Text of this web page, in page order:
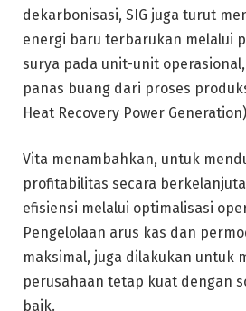
dekarbonisasi, SIG juga turut
energi baru terbarukan melalui
surya pada unit-unit
panas buang dari proses
Heat Recovery Power
Vita menambahkan, untuk
profitabilitas secara
efisiensi melalui optimalisasi
Pengelolaan arus kas dan
maksimal, juga dilakukan untuk
perusahaan tetap kuat dengan
baik.